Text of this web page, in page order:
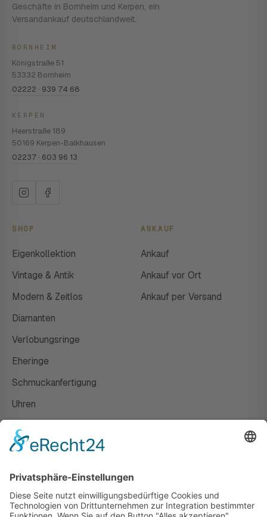
Geschäfte in Bornheim und Kerpen, ein
Versandankauf deutschlandweit.
BORNHEIM
Königstraße 51
53332 Bornheim
02222 · 939 74 68
KERPEN
Heerstraße 189
50169 Kerpen-Balkhausen
02237 · 603 96 13
SHOP
Eigenkollektion
Vintage & Antik
Modern & Zeitlos
Diamanten
Verlobungsringe
Eheringe
Schmuckanfertigung
Uhren
ANKAUF
Ankauf
Ankauf vor Ort
Ankauf per Versand
Susanne Steiger
Geschäfte